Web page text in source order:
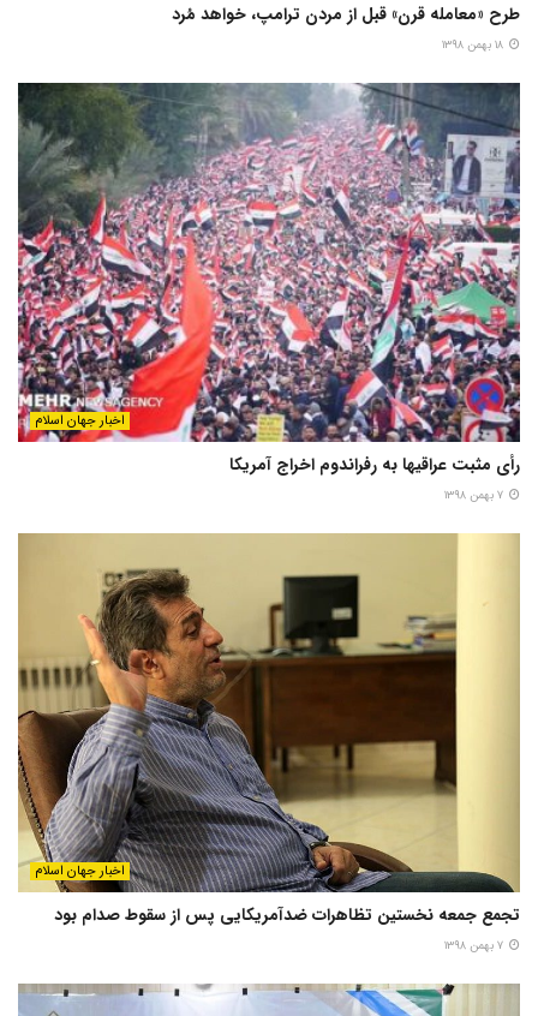
طرح «معامله قرن» قبل از مردن ترامپ، خواهد مُرد
اخبار جهان اسلام
رأی مثبت عراقیها به رفراندوم اخراج آمریکا
اخبار جهان اسلام
تجمع جمعه نخستین تظاهرات ضدآمریکایی پس از سقوط صدام بود